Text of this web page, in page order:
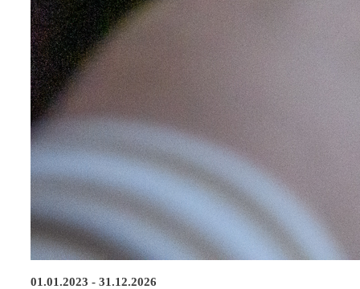
01.01.2023 - 31.12.2026